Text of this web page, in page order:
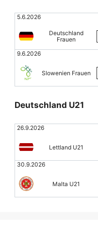
5.6.2026
Deutschland
Frauen
9.6.2026
Slowenien Frauen
Deutschland U21
26.9.2026
Lettland U21
30.9.2026
Malta U21